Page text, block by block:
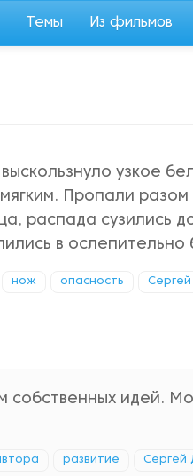
Темы Из фильмов
узкое
Пропали
распада сузились
в
нож опасность
собственных идей.
развитие Сергей